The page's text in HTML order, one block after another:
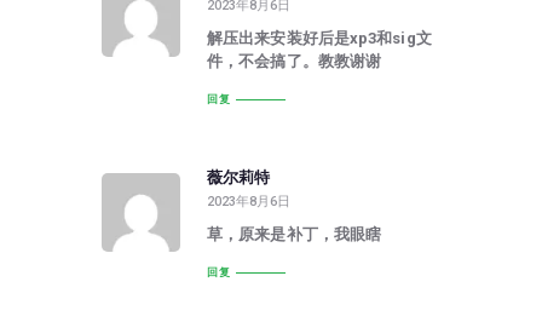
2023年8月6日
解压出来安装好后是xp3和sig文
件，不会搞了。教教谢谢
回复
薇尔莉特
2023年8月6日
草，原来是补丁，我眼瞎
回复